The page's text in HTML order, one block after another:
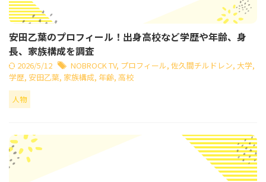
安田乙葉のプロフィール！出身高校など学歴や年齢、身
長、家族構成を調査
2026/5/12 NOBROCK TV, プロフィール, 佐久間チルドレン, 大学,
学歴, 安田乙葉, 家族構成, 年齢, 高校
人物